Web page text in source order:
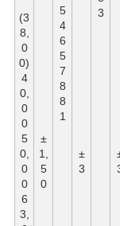
3
5
4
6
5
7
8
8
1
(3
8,
0
0)
4
0,
0
0
5
0,
0
0
6
3,
±
1,
5
0
±
3